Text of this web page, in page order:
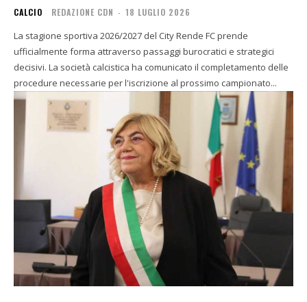
CALCIO REDAZIONE CDN - 18 LUGLIO 2026
La stagione sportiva 2026/2027 del City Rende FC prende
ufficialmente forma attraverso passaggi burocratici e strategici
decisivi. La società calcistica ha comunicato il completamento delle
procedure necessarie per l'iscrizione al prossimo campionato...